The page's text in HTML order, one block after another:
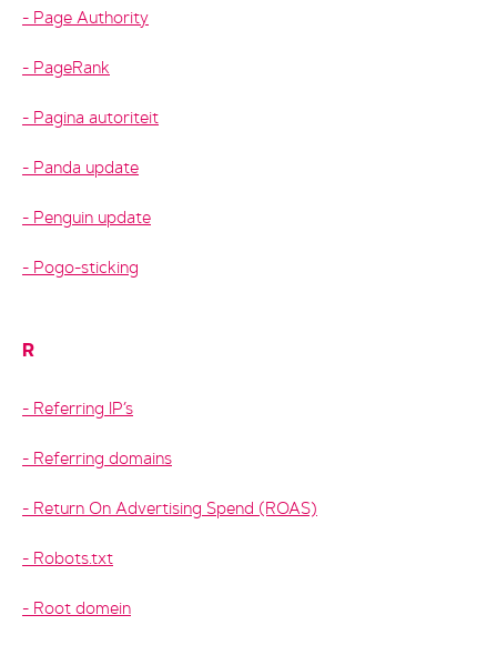
Page Authority
PageRank
Pagina autoriteit
Panda update
Penguin update
Pogo-sticking
R
Referring IP’s
Referring domains
Return On Advertising Spend (ROAS)
Robots.txt
Root domein